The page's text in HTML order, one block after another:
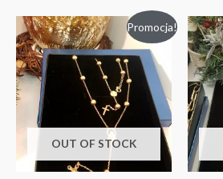
Promocja!
OUT OF STOCK